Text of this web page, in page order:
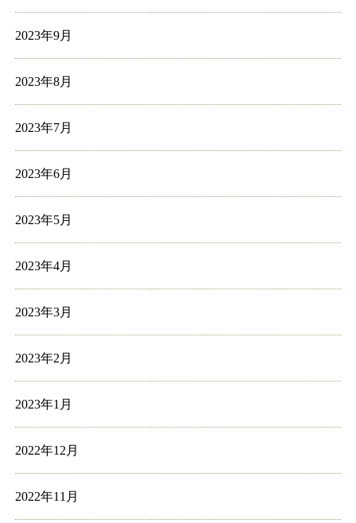
2023年9月
2023年8月
2023年7月
2023年6月
2023年5月
2023年4月
2023年3月
2023年2月
2023年1月
2022年12月
2022年11月